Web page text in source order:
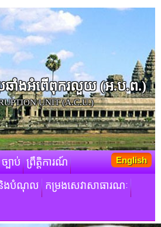
រឆាំងអំពើពុករលួយ​ (អ.ប.ព.)
UNIT (A.C.U.)
ច្បាប់ ព្រឹត្តិការណ៍
និងបំណុល កម្រងសេវាសាធារណៈ
English